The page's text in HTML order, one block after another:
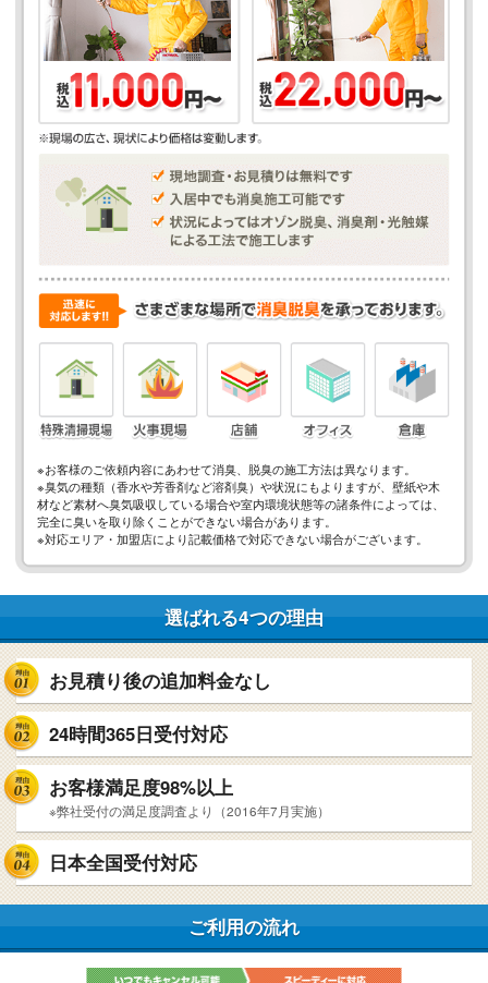
※お客様のご依頼内容にあわせて消臭、脱臭の施工方法は異なります。
※臭気の種類（香水や芳香剤など溶剤臭）や状況にもよりますが、壁紙や木
材など素材へ臭気吸収している場合や室内環境状態等の諸条件によっては、
完全に臭いを取り除くことができない場合があります。
※対応エリア・加盟店により記載価格で対応できない場合がございます。
選ばれる4つの理由
お見積り後の追加料金なし
24時間365日受付対応
お客様満足度98%以上
※弊社受付の満足度調査より（2016年7月実施）
日本全国受付対応
ご利用の流れ